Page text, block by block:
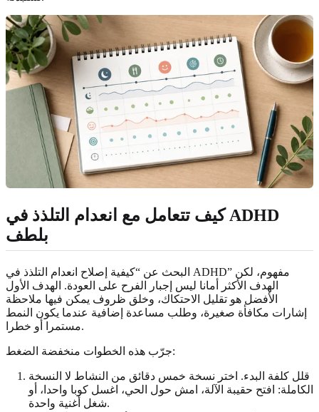
كيف تتعامل مع انعدام التلذذ في ADHD
بلطف
البحث عن “كيفية إصلاح انعدام التلذذ في ADHD” مفهوم، لكن
الهدف الأكثر أمانا ليس إجبار الفرح على العودة. الهدف الأول
الأفضل هو تقليل الاحتكاك، وخلق ظروف يمكن فيها ملاحظة
إشارات مكافأة صغيرة، وطلب مساعدة إضافية عندما يكون النمط
مستمرا أو خطرا.
جرّب هذه الخطوات منخفضة الضغط:
قلل كلفة البدء. اختر نسخة خمس دقائق من النشاط لا النسخة
الكاملة: افتح حقيبة الآلة، امش حول الحي، اغسل كوبا واحدا، أو
شغل أغنية واحدة.